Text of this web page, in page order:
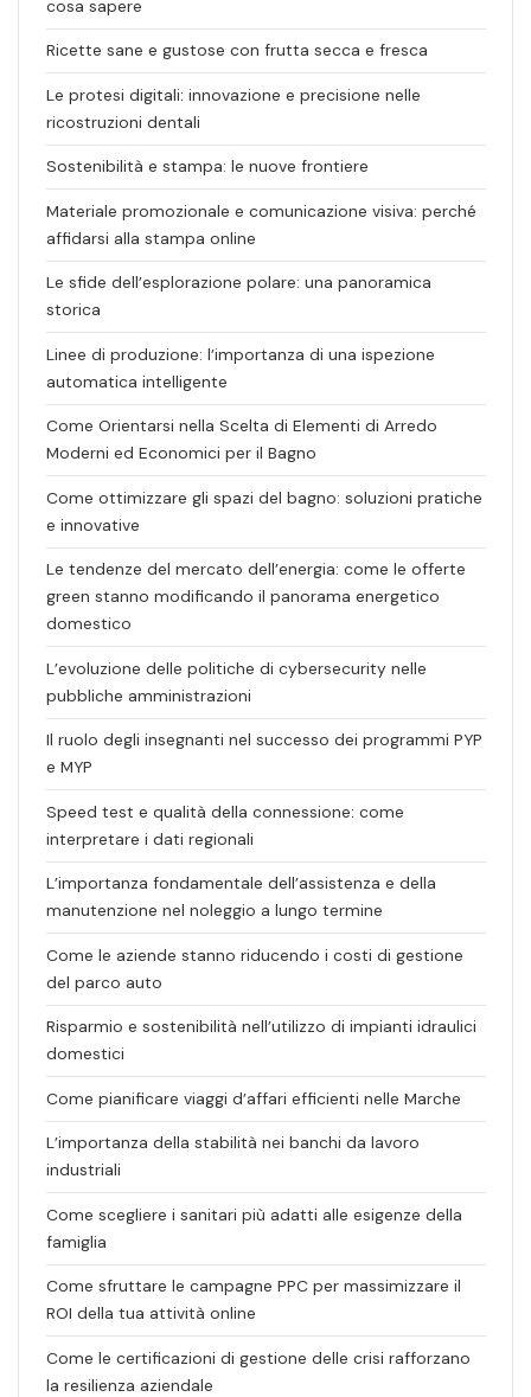
cosa sapere
Ricette sane e gustose con frutta secca e fresca
Le protesi digitali: innovazione e precisione nelle
ricostruzioni dentali
Sostenibilità e stampa: le nuove frontiere
Materiale promozionale e comunicazione visiva: perché
affidarsi alla stampa online
Le sfide dell’esplorazione polare: una panoramica
storica
Linee di produzione: l’importanza di una ispezione
automatica intelligente
Come Orientarsi nella Scelta di Elementi di Arredo
Moderni ed Economici per il Bagno
Come ottimizzare gli spazi del bagno: soluzioni pratiche
e innovative
Le tendenze del mercato dell’energia: come le offerte
green stanno modificando il panorama energetico
domestico
L’evoluzione delle politiche di cybersecurity nelle
pubbliche amministrazioni
Il ruolo degli insegnanti nel successo dei programmi PYP
e MYP
Speed test e qualità della connessione: come
interpretare i dati regionali
L’importanza fondamentale dell’assistenza e della
manutenzione nel noleggio a lungo termine
Come le aziende stanno riducendo i costi di gestione
del parco auto
Risparmio e sostenibilità nell’utilizzo di impianti idraulici
domestici
Come pianificare viaggi d’affari efficienti nelle Marche
L’importanza della stabilità nei banchi da lavoro
industriali
Come scegliere i sanitari più adatti alle esigenze della
famiglia
Come sfruttare le campagne PPC per massimizzare il
ROI della tua attività online
Come le certificazioni di gestione delle crisi rafforzano
la resilienza aziendale